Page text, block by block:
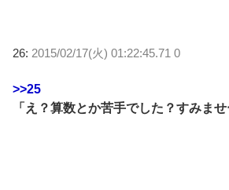
26: 2015/02/17(火) 01:22:45.71 0
>>25
「え？算数とか苦手でした？すみませ